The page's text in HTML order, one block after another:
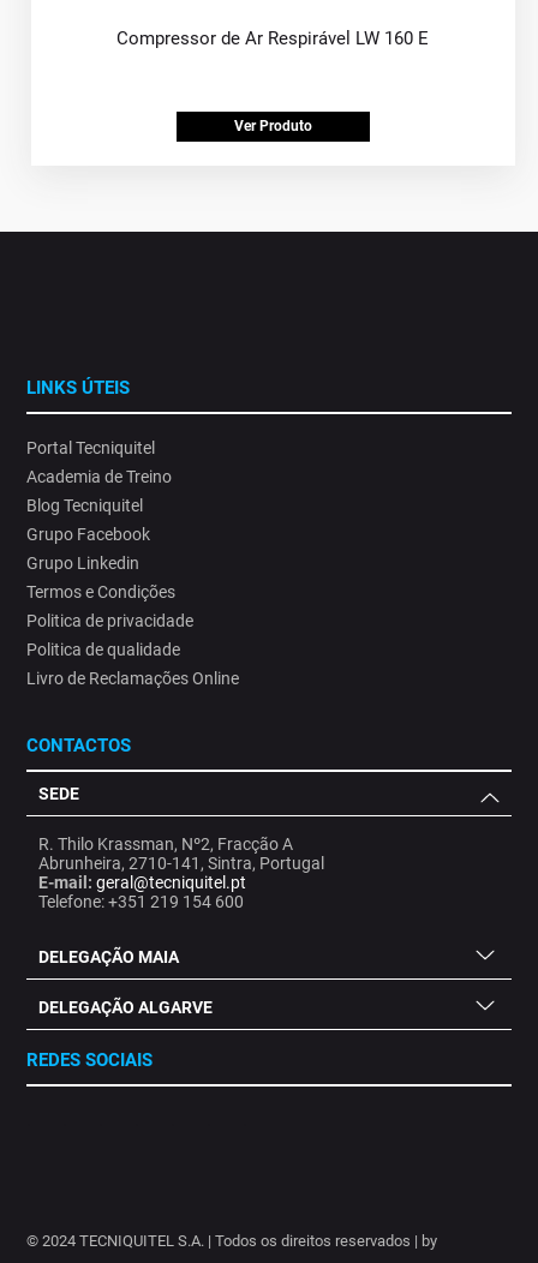
Compressor de Ar Respirável LW 160 E
Ver Produto
LINKS ÚTEIS
Portal Tecniquitel
Academia de Treino
Blog Tecniquitel
Grupo Facebook
Grupo Linkedin
Termos e Condições
Politica de privacidade
Politica de qualidade
Livro de Reclamações Online
CONTACTOS
SEDE
R. Thilo Krassman, Nº2, Fracção A
Abrunheira, 2710-141, Sintra, Portugal
E-mail: geral@tecniquitel.pt
Telefone: +351 219 154 600
DELEGAÇÃO MAIA
DELEGAÇÃO ALGARVE
REDES SOCIAIS
© 2024 TECNIQUITEL S.A. | Todos os direitos reservados | by